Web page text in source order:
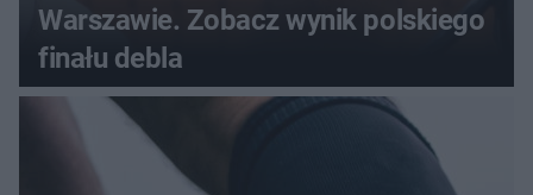
Warszawie. Zobacz wynik polskiego
finału debla